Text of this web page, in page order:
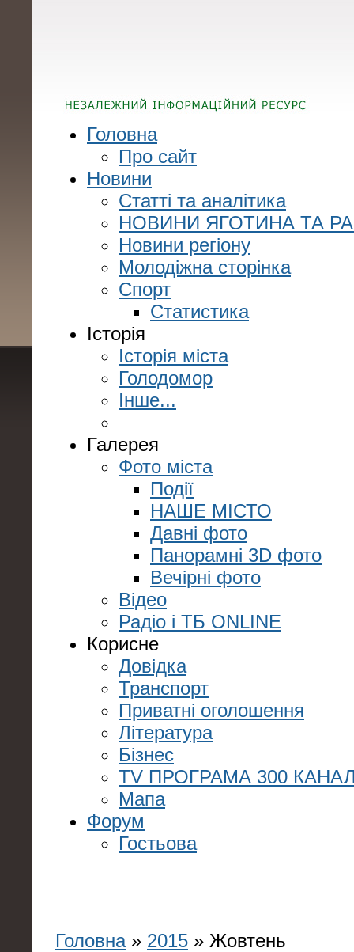
Головна
Про сайт
Новини
Статті та аналітика
НОВИНИ ЯГОТИНА ТА
Новини регіону
Молодіжна сторінка
Спорт
Статистика
Історія
Історія міста
Голодомор
Інше...
Галерея
Фото міста
Події
НАШЕ МІСТО
Давні фото
Панорамні 3D фото
Вечірні фото
Відео
Радіо і ТБ ONLINE
Корисне
Довідка
Транспорт
Приватні оголошення
Література
Бізнес
TV ПРОГРАМА 300
Мапа
Форум
Гостьова
Головна» 2015 » Жовтень